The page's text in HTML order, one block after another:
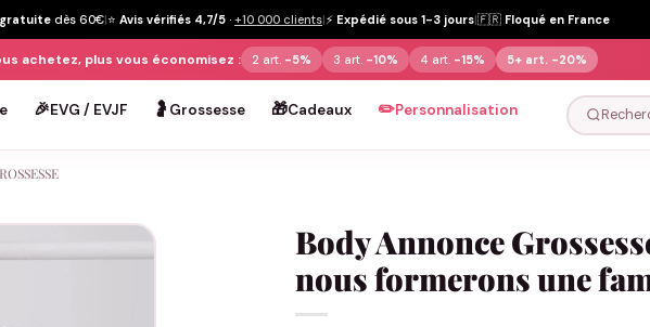
gratuite dès 60€|⭐ Avis vérifiés 4,7/5 · +10 000 clients|⚡ Expédié sous 1-3 jours|🇫🇷 Floqué en France
achetez, plus vous économisez : 2 art. -5% 3 art. -10% 4 art. -15% 5+ art. -20%
🎉EVG / EVJF 🤰 Grossesse 🎁Cadeaux ✏️Personnalisation
Body Annonce
nous formerons une